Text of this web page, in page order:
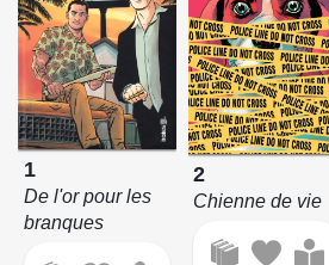
1
De l'or pour les
branques
2
Chienne de vie